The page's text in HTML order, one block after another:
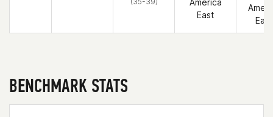
America
East
East
BENCHMARK STATS